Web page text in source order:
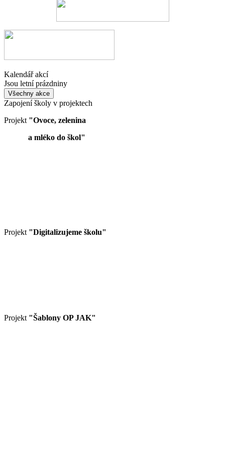
Kalendář akcí
Jsou letní prázdniny
Všechny akce
Zapojení školy v projektech
Projekt "Ovoce, zelenina
a mléko do škol"
Projekt "Digitalizujeme školu"
Projekt "Šablony OP JAK"